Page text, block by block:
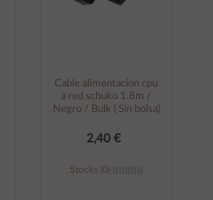
Cable alimentacion cpu
a red schuko 1.8m /
Negro / Bulk ( Sin bolsa)
2,40 €
Stocks (0)